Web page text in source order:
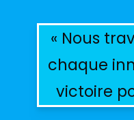
« Nous
chaque
victoire